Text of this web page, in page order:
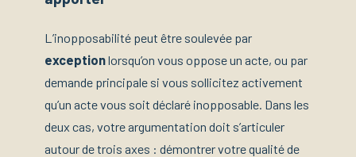
L’inopposabilité peut être soulevée par
exceptionlorsqu’on vous oppose un acte, ou par
demande principale si vous sollicitez activement
qu’un acte vous soit déclaré inopposable. Dans les
deux cas, votre argumentation doit s’articuler
autour de trois axes : démontrer votre qualité de